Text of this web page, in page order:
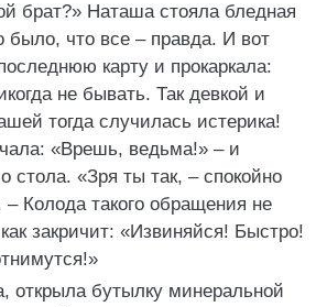
брат?» Наташа стояла бледная
было, что все – правда. И вот
карту и прокаркала:
не бывать. Так девкой и
тогда случилась истерика!
«Врешь, ведьма!» – и
стола. «Зря ты так, – спокойно
– Колода такого обращения не
закричит: «Извиняйся! Быстро!
открыла бутылку минеральной